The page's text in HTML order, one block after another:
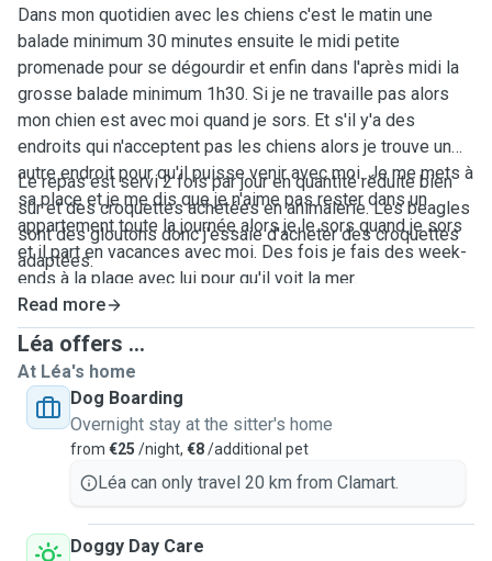
Dans mon quotidien avec les chiens c'est le matin une
balade minimum 30 minutes ensuite le midi petite
promenade pour se dégourdir et enfin dans l'après midi la
grosse balade minimum 1h30. Si je ne travaille pas alors
mon chien est avec moi quand je sors. Et s'il y'a des
endroits qui n'acceptent pas les chiens alors je trouve un
autre endroit pour qu'il puisse venir avec moi. Je me mets à
sa place et je me dis que je n'aime pas rester dans un
appartement toute la journée alors je le sors quand je sors
et il part en vacances avec moi. Des fois je fais des week-
ends à la plage avec lui pour qu'il voit la mer.
Le repas est servi 2 fois par jour en quantité réduite bien
sûr et des croquettes achetées en animalerie. Les beagles
sont des gloutons donc j'essaie d'acheter des croquettes
adaptées.
Read more
Léa offers ...
At Léa's home
Dog Boarding
Overnight stay at the sitter's home
from €25 /night, €8/additional pet
Léa can only travel 20 km from Clamart.
Doggy Day Care